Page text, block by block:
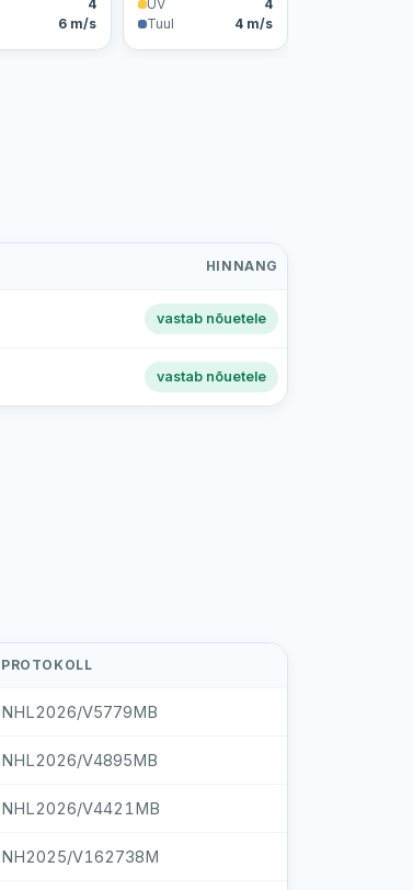
4
6 m/s
UV
4
Tuul
4 m/s
HINNANG
vastab nõuetele
vastab nõuetele
PROTOKOLL
NHL2026/V5779MB
NHL2026/V4895MB
NHL2026/V4421MB
NH2025/V162738M